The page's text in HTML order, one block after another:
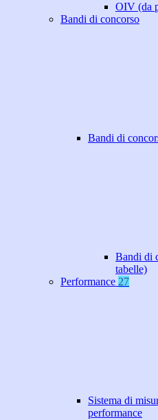
OIV (da
Bandi di concorso
Bandi di
Bandi di
tabelle)
Performance 27
Sistema di
performance